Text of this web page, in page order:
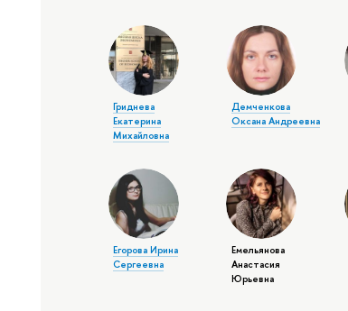
Гриднева
Екатерина
Михайловна
Демченкова
Оксана Андреевна
Егорова Ирина
Сергеевна
Емельянова
Анастасия
Юрьевна